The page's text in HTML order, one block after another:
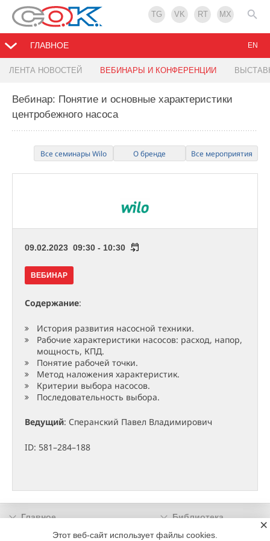
TG VK RT MX
ГЛАВНОЕ
ЛЕНТА НОВОСТЕЙ ВЕБИНАРЫ И КОНФЕРЕНЦИИ
EN
Вебинар: Понятие и основные характеристики
центробежного насоса
Все семинары Wilo О бренде Все мероприятия
09.02.2023 09:30 - 10:30
ВЕБИНАР
Содержание:
История развития насосной техники.
Рабочие характеристики насосов: расход, напор,
мощность, КПД.
Понятие рабочей точки.
Метод наложения характеристик.
Критерии выбора насосов.
Последовательность выбора.
Ведущий: Сперанский Павел Владимирович
ID: 581–284–188
Главное
Библиотека
Подписка
Реклама
Этот веб-сайт использует файлы cookies.
×